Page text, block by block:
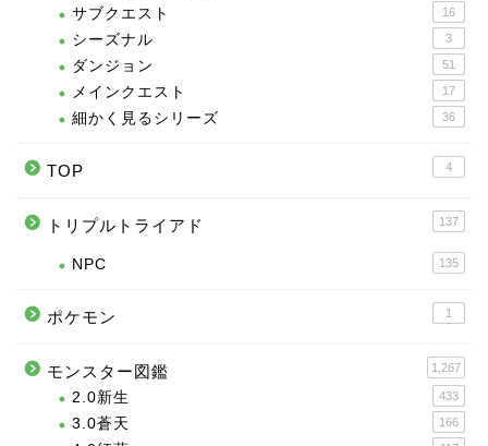
サブクエスト 16
シーズナル 3
ダンジョン 51
メインクエスト 17
細かく見るシリーズ 36
TOP 4
トリプルトライアド 137
NPC 135
ポケモン 1
モンスター図鑑 1,267
2.0新生 433
3.0蒼天 166